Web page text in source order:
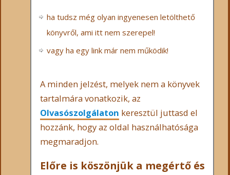
ha tudsz még olyan ingyenesen letölthető
könyvről, ami itt nem szerepel!
vagy ha egy link már nem működik!
A minden jelzést, melyek nem a könyvek
tartalmára vonatkozik, az
Olvasószolgálaton keresztül juttasd el
hozzánk, hogy az oldal használhatósága
megmaradjon.
Előre is köszönjük a megértő és